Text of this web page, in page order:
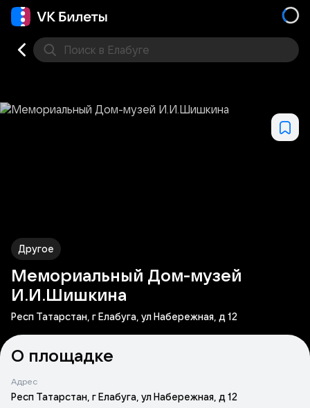
Поиск в Елабуге
Другое
Мемориальный Дом-музей
И.И.Шишкина
Респ Татарстан, г Елабуга, ул Набережная, д 12
О площадке
Адрес
Респ Татарстан, г Елабуга, ул Набережная, д 12